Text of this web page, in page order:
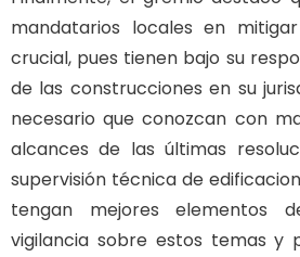
mandatarios locales en
crucial, pues tienen bajo su
de las construcciones en su
necesario que conozcan con
alcances de las últimas
supervisión técnica de
tengan mejores elementos
vigilancia sobre estos temas y